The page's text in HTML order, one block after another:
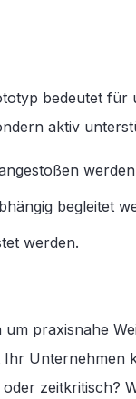
bedeutet
aktiv
begleitet
werden.
praxisnahe
zeitkritisch?